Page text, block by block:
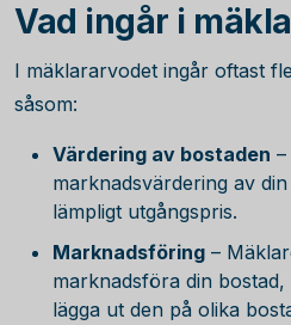
Vad ingår i
I mäklararvodet ingår oftast
såsom:
Värdering av bostaden
marknadsvärdering av
lämpligt utgångspris.
Marknadsföring –
marknadsföra din
lägga ut den på olika